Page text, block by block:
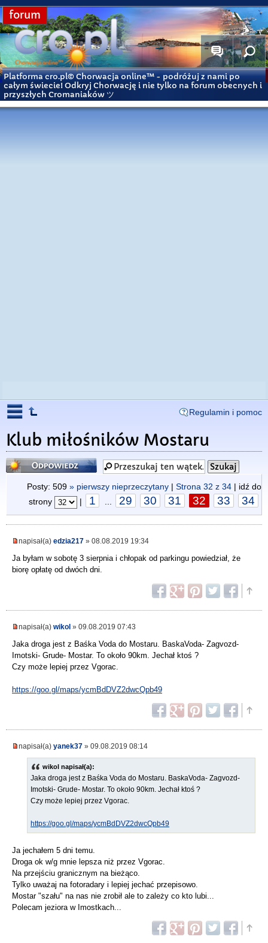
forum
Platforma cro.pl© Chorwacja online™ - podróżuj z nami po
całym świecie! Odkryj Chorwację i nie tylko na forum obecnych i
przyszłych Cromaniaków ツ
Regulamin i pomoc
Klub miłośników Mostaru
Odpowiedz
Posty: 509 » pierwszy nieprzeczytany | Strona 32 z 34 | idź do
strony
| 1 29 30 31 32 33 34
napisał(a) edzia217 » 08.08.2019 19:34
Ja byłam w sobotę 3 sierpnia i chłopak od parkingu powiedział, że
biorę opłatę od dwóch dni.
napisał(a) wikol » 09.08.2019 07:43
Jaka droga jest z Baśka Voda do Mostaru. BaskaVoda- Zagvozd-
Imotski- Grude- Mostar. To około 90km. Jechał ktoś ?
Czy może lepiej przez Vgorac.
https://goo.gl/maps/ycmBdDVZ2dwcQpb49
napisał(a) yanek37 » 09.08.2019 08:14
wikol napisał(a):
Jaka droga jest z Baśka Voda do Mostaru. BaskaVoda- Zagvozd-
Imotski- Grude- Mostar. To około 90km. Jechał ktoś ?
Czy może lepiej przez Vgorac.
https://goo.gl/maps/ycmBdDVZ2dwcQpb49
Ja jechałem 5 dni temu.
Droga ok w/g mnie lepsza niż przez Vgorac.
Na przejściu granicznym na bieżąco.
Tylko uważaj na fotoradary i lepiej jechać przepisowo.
Mostar "szału" na nas nie zrobił ale to zależy co kto lubi...
Polecam jeziora w Imostkach...